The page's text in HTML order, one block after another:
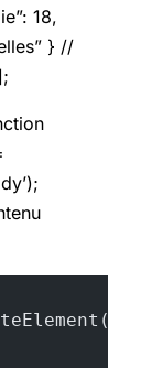
18,
} //